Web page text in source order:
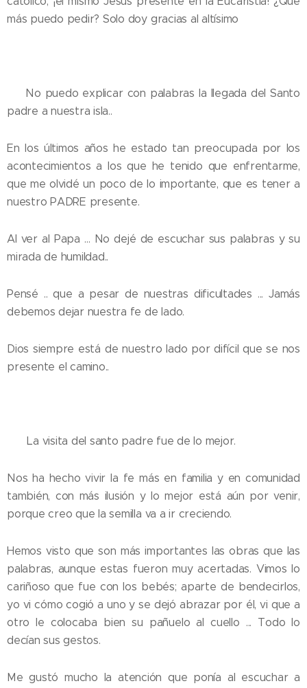
más puedo pedir? Solo doy gracias al altísimo 🙏
💛 No puedo explicar con palabras la llegada del Santo
padre a nuestra isla..
En los últimos años he estado tan preocupada por los
acontecimientos a los que he tenido que enfrentarme,
que me olvidé un poco de lo importante, que es tener a
nuestro PADRE presente.
Al ver al Papa ... No dejé de escuchar sus palabras y su
mirada de humildad..
Pensé .. que a pesar de nuestras dificultades ... Jamás
debemos dejar nuestra fe de lado.
Dios siempre está de nuestro lado por difícil que se nos
presente el camino..
💛 La visita del santo padre fue de lo mejor.
Nos ha hecho vivir la fe más en familia y en comunidad
también, con más ilusión y lo mejor está aún por venir,
porque creo que la semilla va a ir creciendo.
Hemos visto que son más importantes las obras que las
palabras, aunque estas fueron muy acertadas. Vimos lo
cariñoso que fue con los bebés; aparte de bendecirlos,
yo vi cómo cogió a uno y se dejó abrazar por él, vi que a
otro le colocaba bien su pañuelo al cuello ... Todo lo
decían sus gestos.
Me gustó mucho la atención que ponía al escuchar a